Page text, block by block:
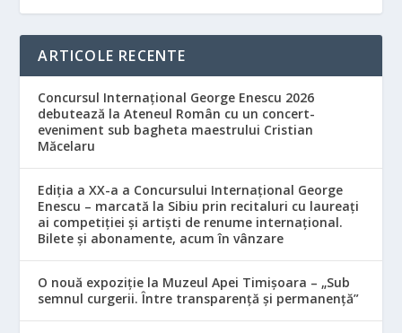
ARTICOLE RECENTE
Concursul Internațional George Enescu 2026
debutează la Ateneul Român cu un concert-
eveniment sub bagheta maestrului Cristian
Măcelaru
Ediția a XX-a a Concursului Internațional George
Enescu – marcată la Sibiu prin recitaluri cu laureați
ai competiției și artiști de renume internațional.
Bilete și abonamente, acum în vânzare
O nouă expoziție la Muzeul Apei Timișoara – „Sub
semnul curgerii. Între transparență și permanență”